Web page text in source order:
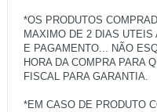
*OS PRODUTOS
MAXIMO DE 2 DIAS UTEIS
E PAGAMENTO... NÃO
HORA DA COMPRA PARA
FISCAL PARA GARANTIA.
*EM CASO DE PRODUTO